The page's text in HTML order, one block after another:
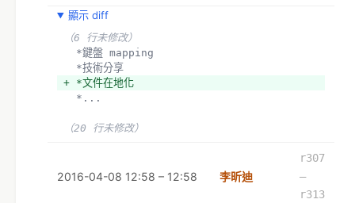
顯示 diff
（6 行未修改）
  *鍵盤 mapping
  *技術分享
+ *文件在地化
  *...
（20 行未修改）
2016-04-08 12:58 – 12:58 李昕迪
r307
–
r313